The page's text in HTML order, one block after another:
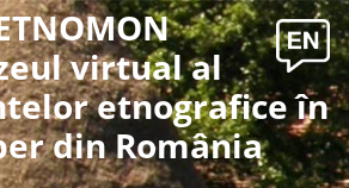
virtual al
etnografice în
din România